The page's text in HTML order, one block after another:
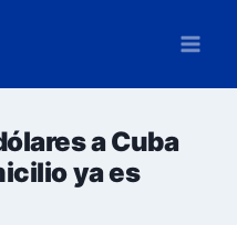
a Cuba
ya es